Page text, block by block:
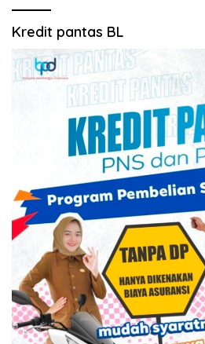
Kredit pantas BL